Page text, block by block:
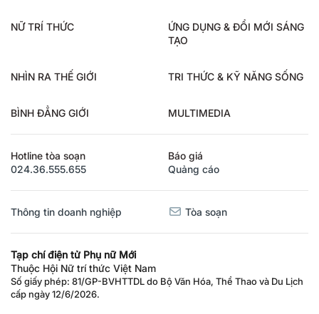
NỮ TRÍ THỨC
ỨNG DỤNG & ĐỔI MỚI SÁNG
TẠO
NHÌN RA THẾ GIỚI TRI THỨC & KỸ NĂNG SỐNG
BÌNH ĐẲNG GIỚI MULTIMEDIA
Hotline tòa soạn
024.36.555.655
Báo giá
Quảng cáo
Thông tin doanh nghiệp Tòa soạn
Tạp chí điện tử Phụ nữ Mới
Thuộc Hội Nữ trí thức Việt Nam
Số giấy phép: 81/GP-BVHTTDL do Bộ Văn Hóa, Thể Thao và Du Lịch
cấp ngày 12/6/2026.